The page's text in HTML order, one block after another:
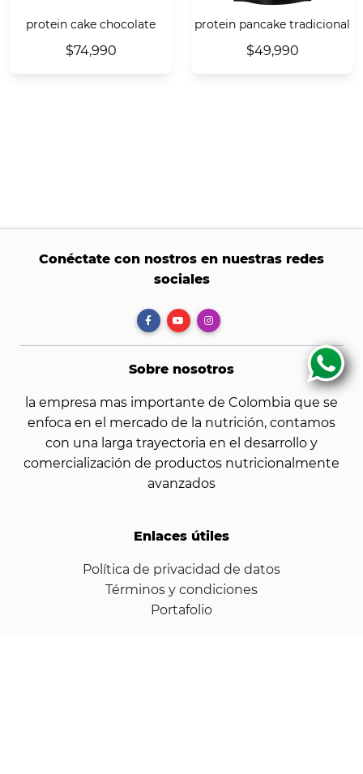
protein cake chocolate
$74,990
protein pancake tradicional
$49,990
Conéctate con nostros en nuestras redes
sociales
Sobre nosotros
la empresa mas importante de Colombia que se
enfoca en el mercado de la nutrición, contamos
con una larga trayectoria en el desarrollo y
comercialización de productos nutricionalmente
avanzados
Enlaces útiles
Política de privacidad de datos
Términos y condiciones
Portafolio